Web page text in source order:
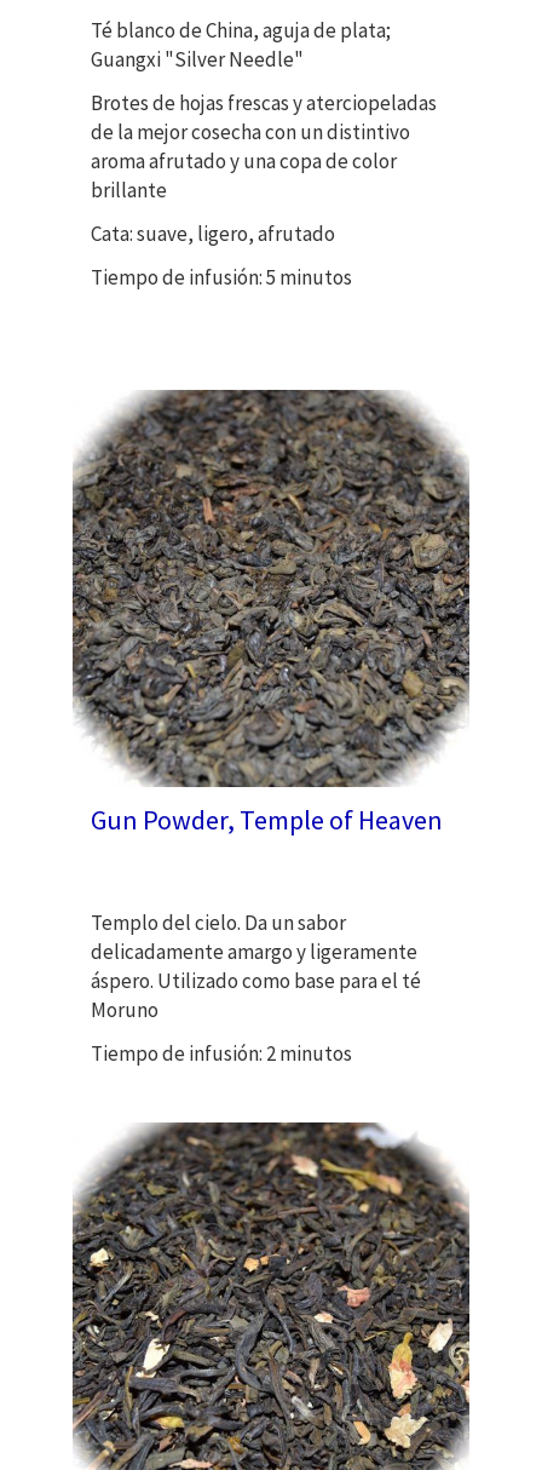
Té blanco de China, aguja de plata;
Guangxi "Silver Needle"
Brotes de hojas frescas y aterciopeladas
de la mejor cosecha con un distintivo
aroma afrutado y una copa de color
brillante
Cata: suave, ligero, afrutado
Tiempo de infusión: 5 minutos
Gun Powder, Temple of Heaven
Templo del cielo. Da un sabor
delicadamente amargo y ligeramente
áspero. Utilizado como base para el té
Moruno
Tiempo de infusión: 2 minutos